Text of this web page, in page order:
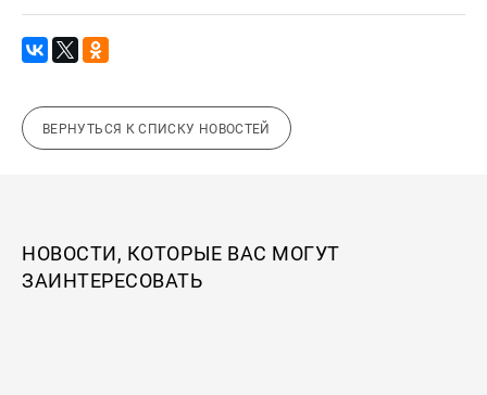
ВЕРНУТЬСЯ К СПИСКУ НОВОСТЕЙ
НОВОСТИ, КОТОРЫЕ ВАС МОГУТ
ЗАИНТЕРЕСОВАТЬ